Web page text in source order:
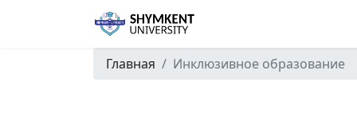
Главная Инклюзивное образование